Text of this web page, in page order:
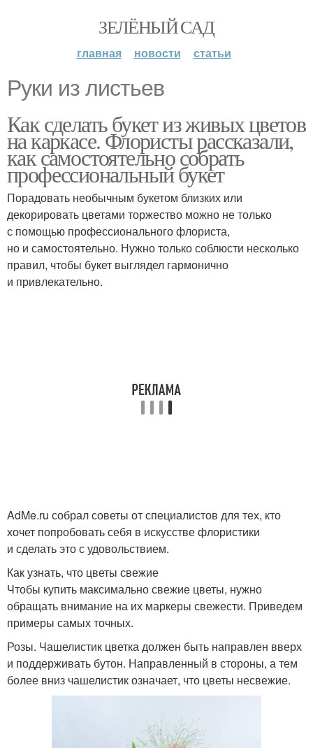
ЗЕЛЁНЫЙ САД
главная новости статьи
Руки из листьев
Как сделать букет из живых цветов
на каркасе. Флористы рассказали,
как самостоятельно собрать
профессиональный букет
Порадовать необычным букетом близких или
декорировать цветами торжество можно не только
с помощью профессионального флориста,
но и самостоятельно. Нужно только соблюсти несколько
правил, чтобы букет выглядел гармонично
и привлекательно.
AdMe.ru собрал советы от специалистов для тех, кто
хочет попробовать себя в искусстве флористики
и сделать это с удовольствием.
Как узнать, что цветы свежие
Чтобы купить максимально свежие цветы, нужно
обращать внимание на их маркеры свежести. Приведем
примеры самых точных.
Розы. Чашелистик цветка должен быть направлен вверх
и поддерживать бутон. Направленный в стороны, а тем
более вниз чашелистик означает, что цветы несвежие.